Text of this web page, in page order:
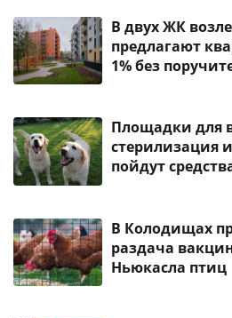
В двух ЖК
предлагают
1% без
Площадки для
стерилизация
пойдут
В Колодищах
раздача
Ньюкасла птиц